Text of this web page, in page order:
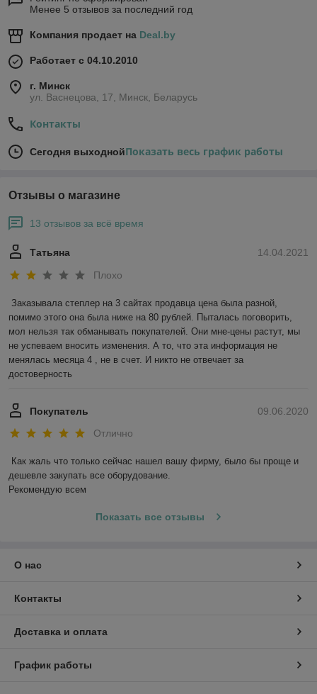
Менее 5 отзывов за последний год
Компания продает на Deal.by
Работает с 04.10.2010
г. Минск
ул. Васнецова, 17, Минск, Беларусь
Контакты
Сегодня выходнойПоказать весь график работы
Отзывы о магазине
13 отзывов за всё время
14.04.2021
Татьяна
Плохо
Заказывала степлер на 3 сайтах продавца цена была разной,
помимо этого она была ниже на 80 рублей. Пыталась поговорить,
мол нельзя так обманывать покупателей. Они мне-цены растут, мы
не успеваем вносить изменения. А то, что эта информация не
менялась месяца 4 , не в счет. И никто не отвечает за
достоверность
09.06.2020
Покупатель
Отлично
Как жаль что только сейчас нашел вашу фирму, было бы проще и
дешевле закупать все оборудование.
Рекомендую всем
Показать все отзывы
О нас
Контакты
Доставка и оплата
График работы